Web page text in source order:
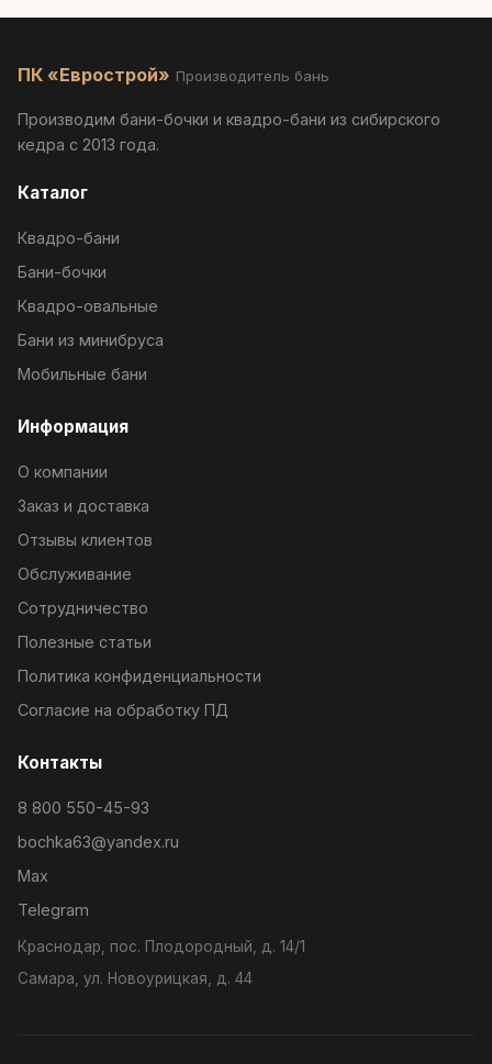
ПК «Еврострой» Производитель бань
Производим бани-бочки и квадро-бани из сибирского
кедра с 2013 года.
Каталог
Квадро-бани
Бани-бочки
Квадро-овальные
Бани из минибруса
Мобильные бани
Информация
О компании
Заказ и доставка
Отзывы клиентов
Обслуживание
Сотрудничество
Полезные статьи
Политика конфиденциальности
Согласие на обработку ПД
Контакты
8 800 550-45-93
bochka63@yandex.ru
Max
Telegram
Краснодар, пос. Плодородный, д. 14/1
Самара, ул. Новоурицкая, д. 44